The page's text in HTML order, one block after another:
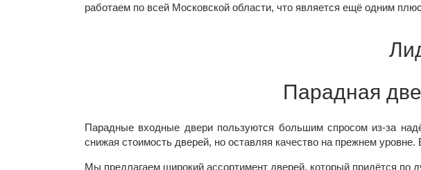
работаем по всей Московской области, что является ещё одним
Парадная
Парадные входные двери пользуются большим спросом из-за
снижая стоимость дверей, но оставляя качество на прежнем
Мы предлагаем широкий ассортимент дверей, который придётся